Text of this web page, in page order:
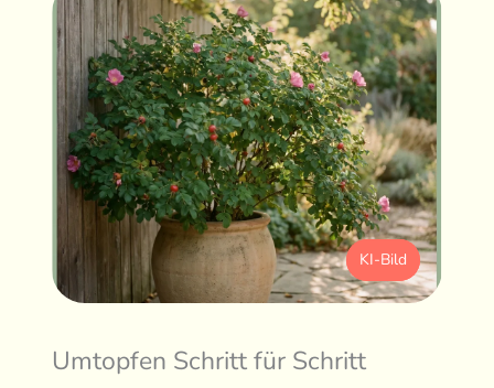
KI-Bild
Umtopfen Schritt für Schritt